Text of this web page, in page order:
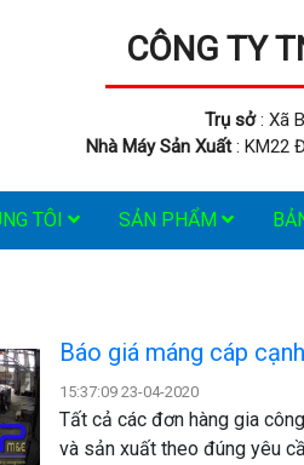
CÔNG TY
Trụ sở: Xã
Nhà Máy Sản Xuất: KM22
TÔI SẢN PHẨM
Báo giá máng cáp
15:37:09 23-04-2020
Tất cả các đơn hàng gia
và sản xuất theo đúng yêu